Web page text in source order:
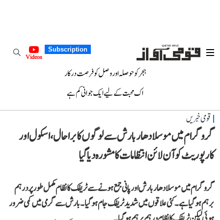
Subscription
Videos
ہجر کو حوصلہ اور وصل کو فرصت درکار
اک محبت کے لیے ایک جوانی کم ہے
قومی خبریں
گروگرام میں موسلادھار بارش سے لوگوں کا برا حال، اسکول اور
کارپوریٹ کو آن لائن انتظامات کا مشورہ دیا گیا
گروگرام میں موسلادھار بارش اور پانی جمع ہونے سے ٹریفک کا نظام مکمل طور پر درہم
برہم ہو گیا ہے۔ کئی علاقوں میں شدید ٹریفک جام ہوگیا۔ بارش سے گرمی میں کمی ضرور